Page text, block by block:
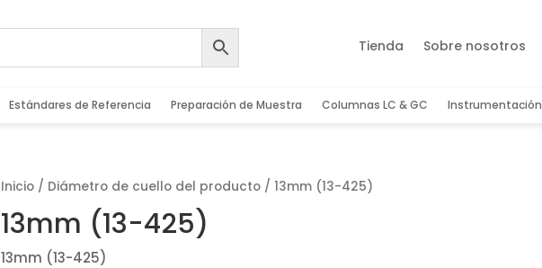
Tienda Sobre nosotros
Estándares de Referencia Preparación de Muestra Columnas LC & GC Instrumentación
Inicio/ Diámetro de cuello del producto / 13mm (13-425)
13mm (13-425)
13mm (13-425)